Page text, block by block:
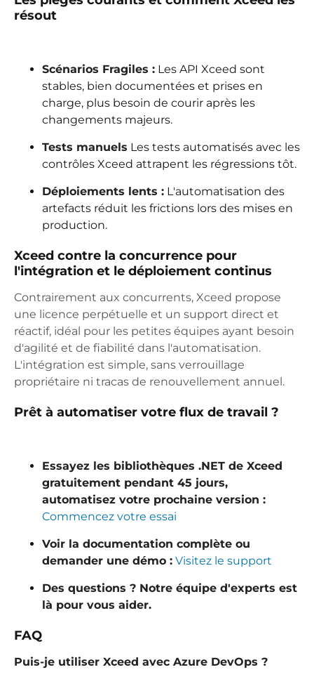
résout
Scénarios Fragiles : Les API Xceed sont
stables, bien documentées et prises en
charge, plus besoin de courir après les
changements majeurs.
Tests manuels Les tests automatisés avec les
contrôles Xceed attrapent les régressions tôt.
Déploiements lents : L'automatisation des
artefacts réduit les frictions lors des mises en
production.
Xceed contre la concurrence pour
l'intégration et le déploiement continus
Contrairement aux concurrents, Xceed propose
une licence perpétuelle et un support direct et
réactif, idéal pour les petites équipes ayant besoin
d'agilité et de fiabilité dans l'automatisation.
L'intégration est simple, sans verrouillage
propriétaire ni tracas de renouvellement annuel.
Prêt à automatiser votre flux de travail ?
Essayez les bibliothèques .NET de Xceed
gratuitement pendant 45 jours,
automatisez votre prochaine version :
Commencez votre essai
Voir la documentation complète ou
demander une démo : Visitez le support
Des questions ? Notre équipe d'experts est
là pour vous aider.
FAQ
Puis-je utiliser Xceed avec Azure DevOps ?